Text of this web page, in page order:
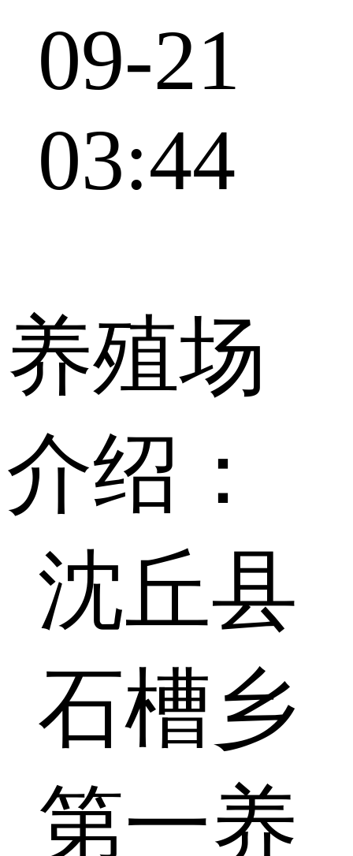
09-21
03:44
养殖场
介绍：
沈丘县
石槽乡
第一养